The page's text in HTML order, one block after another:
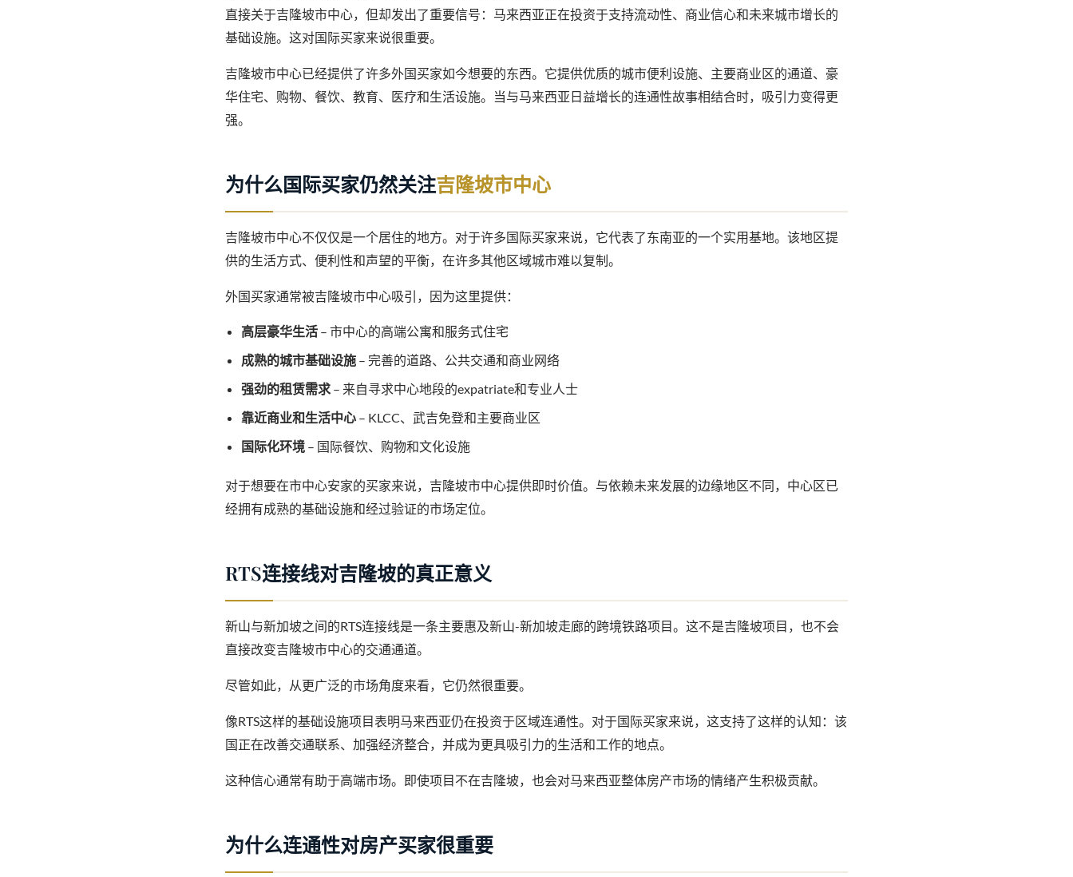
直接关于吉隆坡市中心，但却发出了重要信号：马来西亚正在投资于支持流动性、商业信心和未来城市增长的
基础设施。这对国际买家来说很重要。
吉隆坡市中心已经提供了许多外国买家如今想要的东西。它提供优质的城市便利设施、主要商业区的通道、豪
华住宅、购物、餐饮、教育、医疗和生活设施。当与马来西亚日益增长的连通性故事相结合时，吸引力变得更
强。
为什么国际买家仍然关注吉隆坡市中心
吉隆坡市中心不仅仅是一个居住的地方。对于许多国际买家来说，它代表了东南亚的一个实用基地。该地区提
供的生活方式、便利性和声望的平衡，在许多其他区域城市难以复制。
外国买家通常被吉隆坡市中心吸引，因为这里提供：
高层豪华生活 – 市中心的高端公寓和服务式住宅
成熟的城市基础设施 – 完善的道路、公共交通和商业网络
强劲的租赁需求 – 来自寻求中心地段的expatriate和专业人士
靠近商业和生活中心 – KLCC、武吉免登和主要商业区
国际化环境 – 国际餐饮、购物和文化设施
对于想要在市中心安家的买家来说，吉隆坡市中心提供即时价值。与依赖未来发展的边缘地区不同，中心区已
经拥有成熟的基础设施和经过验证的市场定位。
RTS连接线对吉隆坡的真正意义
新山与新加坡之间的RTS连接线是一条主要惠及新山-新加坡走廊的跨境铁路项目。这不是吉隆坡项目，也不会
直接改变吉隆坡市中心的交通通道。
尽管如此，从更广泛的市场角度来看，它仍然很重要。
像RTS这样的基础设施项目表明马来西亚仍在投资于区域连通性。对于国际买家来说，这支持了这样的认知：该
国正在改善交通联系、加强经济整合，并成为更具吸引力的生活和工作的地点。
这种信心通常有助于高端市场。即使项目不在吉隆坡，也会对马来西亚整体房产市场的情绪产生积极贡献。
为什么连通性对房产买家很重要